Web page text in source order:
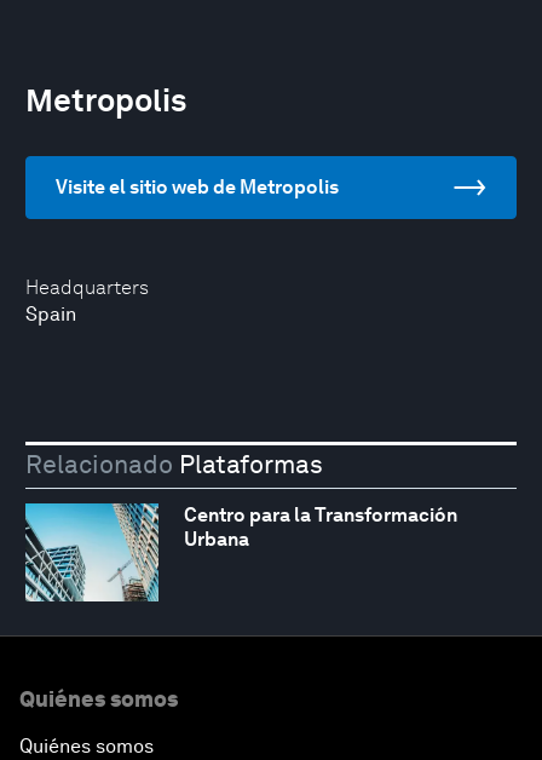
Headquarters
Spain
Metropolis
Visite el sitio web de Metropolis
Relacionado Plataformas
Centro para la Transformación
Urbana
Quiénes somos
Quiénes somos